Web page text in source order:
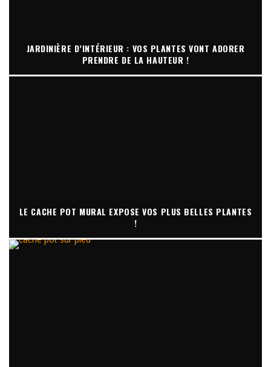
JARDINIÈRE D’INTÉRIEUR : VOS PLANTES VONT ADORER
PRENDRE DE LA HAUTEUR !
LE CACHE POT MURAL EXPOSE VOS PLUS BELLES PLANTES
!